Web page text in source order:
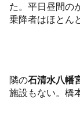
た。平日昼間の
乗降者はほとん
隣の石清水八幡
施設もない。橋